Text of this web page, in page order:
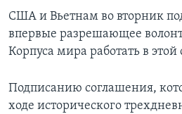
США и Вьетнам во вторник
впервые разрешающее
Корпуса мира работать в этой
Подписанию соглашения,
ходе исторического